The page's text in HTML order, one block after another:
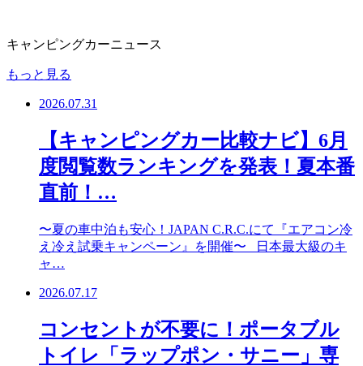
キャンピングカーニュース
もっと見る
2026.07.31
【キャンピングカー比較ナビ】6月
度閲覧数ランキングを発表！夏本番
直前！…
〜夏の車中泊も安心！JAPAN C.R.C.にて『エアコン冷
え冷え試乗キャンペーン』を開催〜 日本最大級のキ
ャ…
2026.07.17
コンセントが不要に！ポータブル
トイレ「ラップポン・サニー」専